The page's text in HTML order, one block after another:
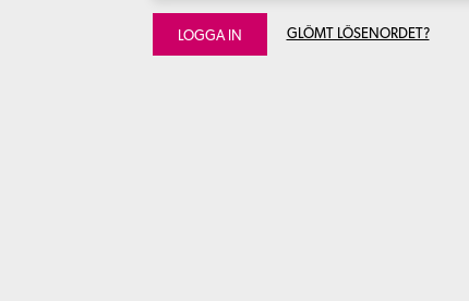
LOGGA IN GLÖMT LÖSENORDET?